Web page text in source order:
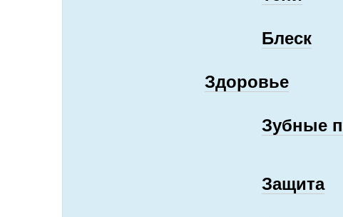
Блеск
Здоровье
Зубные
Защита